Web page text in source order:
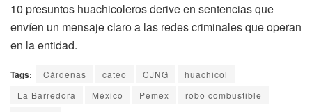
10 presuntos huachicoleros derive en sentencias que
envíen un mensaje claro a las redes criminales que operan
en la entidad.
Tags: Cárdenas cateo CJNG
huachicol
La Barredora
México Pemex
robo combustible